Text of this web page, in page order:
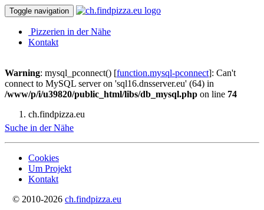
Toggle navigation
Pizzerien in der Nähe
Kontakt
Warning: mysql_pconnect() [function.mysql-pconnect]: Can't
connect to MySQL server on 'sql16.dnsserver.eu' (64) in
/www/p/i/u39820/public_html/libs/db_mysql.php on line 74
ch.findpizza.eu
Suche in der Nähe
Cookies
Um Projekt
Kontakt
© 2010-2026 ch.findpizza.eu